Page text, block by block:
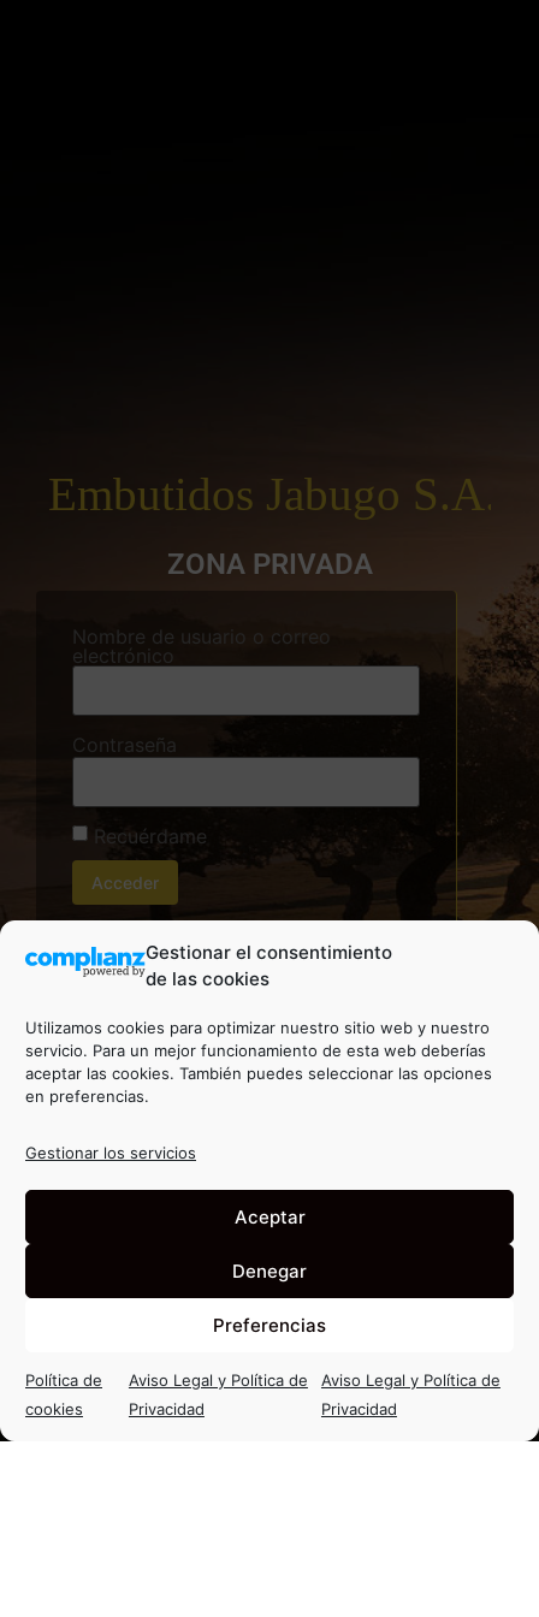
Gestionar el consentimiento
de las cookies
Utilizamos cookies para optimizar nuestro sitio web y nuestro
servicio. Para un mejor funcionamiento de esta web deberías
aceptar las cookies. También puedes seleccionar las opciones
en preferencias.
Gestionar los servicios
Aceptar
Denegar
Preferencias
Política de
cookies
Aviso Legal y Política de
Privacidad
Aviso Legal y Política de
Privacidad
ZONA PRIVADA
Nombre de usuario o correo
electrónico
Contraseña
Recuérdame